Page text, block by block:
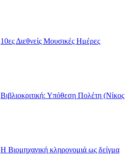
10ες Διεθνείς Μουσικές Ημέρες
Βιβλιοκριτική: Υπόθεση Πολέτη (Νίκος
Η Βιομηχανική κληρονομιά ως δείγμα